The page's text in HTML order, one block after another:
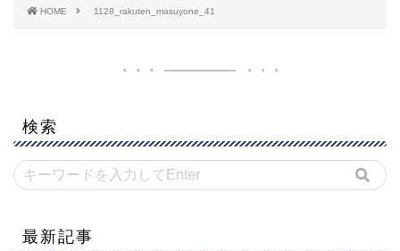
HOME 1128_rakuten_masuyone_41
検索
最新記事